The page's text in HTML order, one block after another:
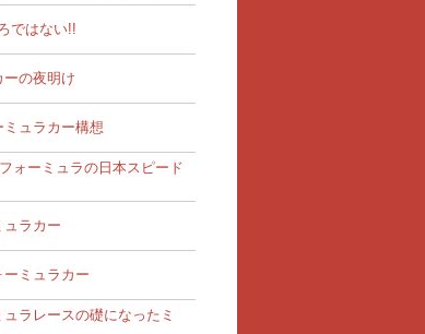
ではない!!
ーの夜明け
ュラカー構想
ォーミュラの日本スピード
ュラカー
ミュラカー
ュラレースの礎になったミ